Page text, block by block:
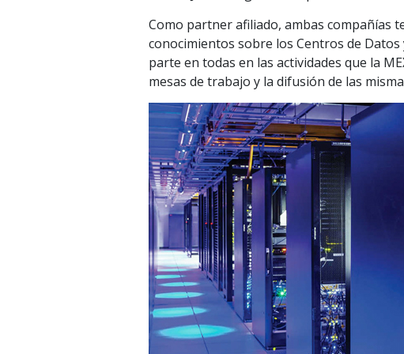
Como partner afiliado, ambas compañías
conocimientos sobre los Centros de
parte en todas en las actividades que la
mesas de trabajo y la difusión de las